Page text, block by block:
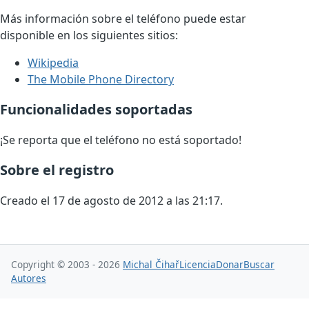
Más información sobre el teléfono puede estar
disponible en los siguientes sitios:
Wikipedia
The Mobile Phone Directory
Funcionalidades soportadas
¡Se reporta que el teléfono no está soportado!
Sobre el registro
Creado el 17 de agosto de 2012 a las 21:17.
Copyright © 2003 - 2026 Michal ČihařLicenciaDonarBuscar
Autores